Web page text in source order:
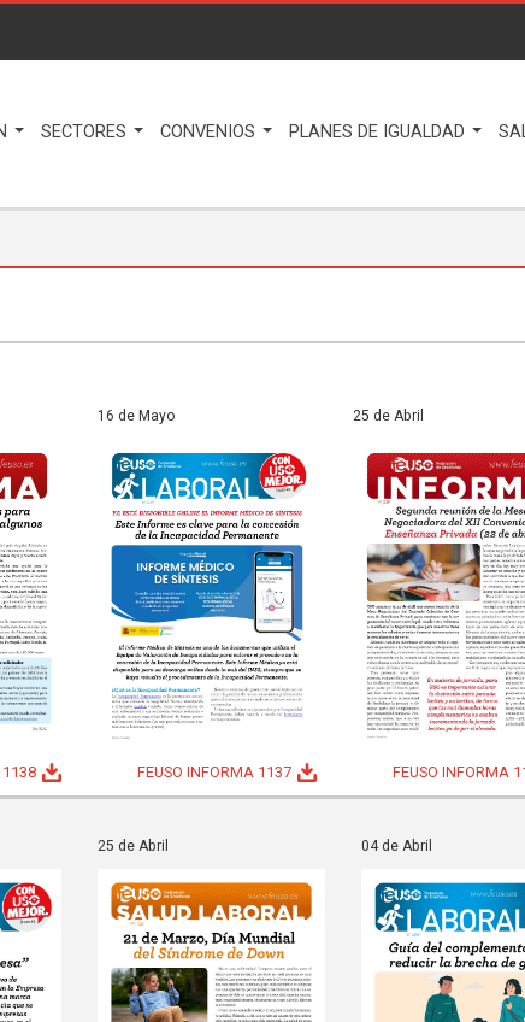
SECTORES CONVENIOS PLANES DE IGUALDAD
1138
16 de Mayo
FEUSO INFORMA 1137
25 de Abril
FEUSO INFORMA
25 de Abril 04 de Abril